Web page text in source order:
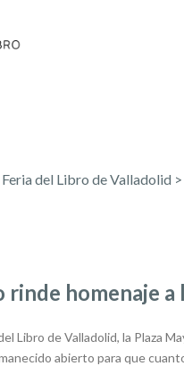
Feria del Libro de Valladolid >
rinde homenaje a
Libro de Valladolid, la Plaza
abierto para que